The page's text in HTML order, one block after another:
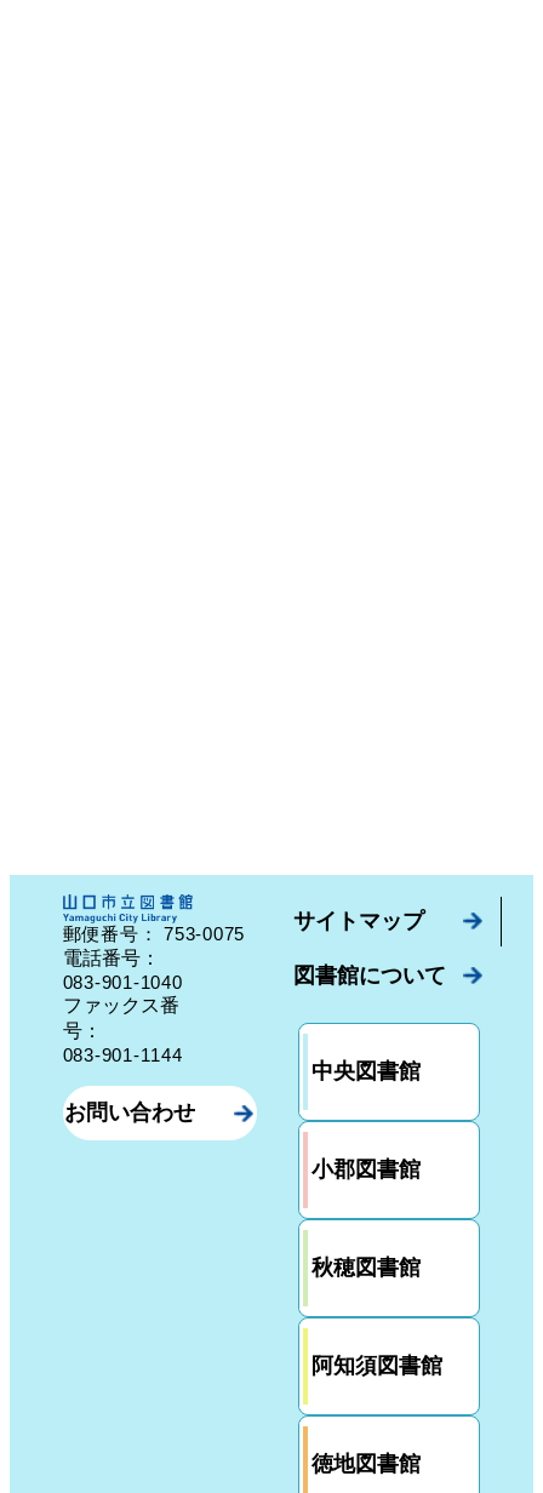
郵便番号：753-0075 山口県山口市中園町７番７号
電話番号：
083-901-1040
ファックス番
号：
083-901-1144
お問い合わせ
サイトマップ
図書館について
中央図書館
小郡図書館
秋穂図書館
阿知須図書館
徳地図書館